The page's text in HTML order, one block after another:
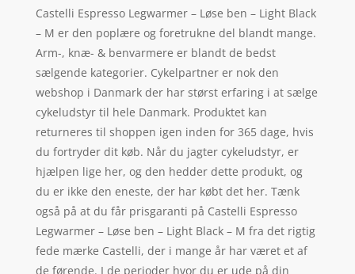
Castelli Espresso Legwarmer – Løse ben – Light Black
– M er den poplære og foretrukne del blandt mange.
Arm-, knæ- & benvarmere er blandt de bedst
sælgende kategorier. Cykelpartner er nok den
webshop i Danmark der har størst erfaring i at sælge
cykeludstyr til hele Danmark. Produktet kan
returneres til shoppen igen inden for 365 dage, hvis
du fortryder dit køb. Når du jagter cykeludstyr, er
hjælpen lige her, og den hedder dette produkt, og
du er ikke den eneste, der har købt det her. Tænk
også på at du får prisgaranti på Castelli Espresso
Legwarmer – Løse ben – Light Black – M fra det rigtig
fede mærke Castelli, der i mange år har været et af
de førende. I de perioder hvor du er ude på din